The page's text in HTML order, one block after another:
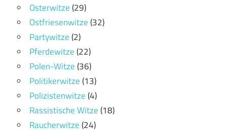
Osterwitze(29)
Ostfriesenwitze(32)
Partywitze(2)
Pferdewitze(22)
Polen-Witze(36)
Politikerwitze(13)
Polizistenwitze(4)
Rassistische Witze(18)
Raucherwitze(24)